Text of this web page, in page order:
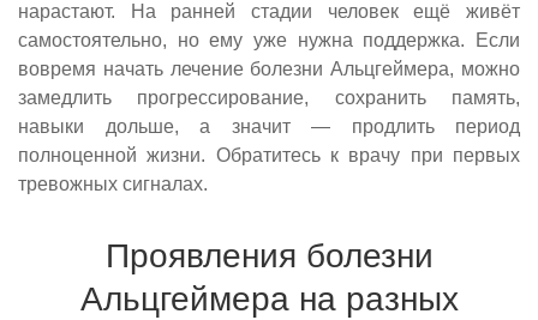
нарастают. На ранней стадии человек ещё живёт
самостоятельно, но ему уже нужна поддержка. Если
вовремя начать лечение болезни Альцгеймера, можно
замедлить прогрессирование, сохранить память,
навыки дольше, а значит — продлить период
полноценной жизни. Обратитесь к врачу при первых
тревожных сигналах.
Проявления болезни
Альцгеймера на разных